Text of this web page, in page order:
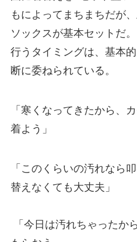
もによってまちまちだが
ソックスが基本セットだ
行うタイミングは、基本
断に委ねられている。
「寒くなってきたから、
着よう」
「このくらいの汚れなら
替えなくても大丈夫」
「今日は汚れちゃったか